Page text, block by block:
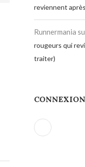
reviennent
Runnermania
rougeurs qui
traiter)